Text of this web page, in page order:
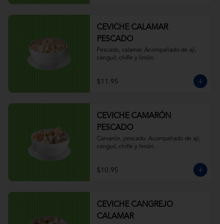
CEVICHE CALAMAR
PESCADO
Pescado, calamar. Acompañado de ají,
canguil, chifle y limón.
$11.95
CEVICHE CAMARÓN
PESCADO
Camarón, pescado. Acompañado de ají,
canguil, chifle y limón.
$10.95
CEVICHE CANGREJO
CALAMAR